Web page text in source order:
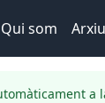
Qui som Arxiu
a